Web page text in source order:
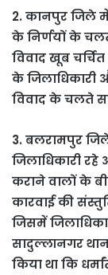
2. कानपुर जिले में
के निर्णयों के
विवाद खूब
के जिलाधिकारी
विवाद के चलते
3. बलरामपुर
जिलाधिकारी
कराने वालों के
कारवाई की
जिसमें
सादुल्लानगर
किया था कि